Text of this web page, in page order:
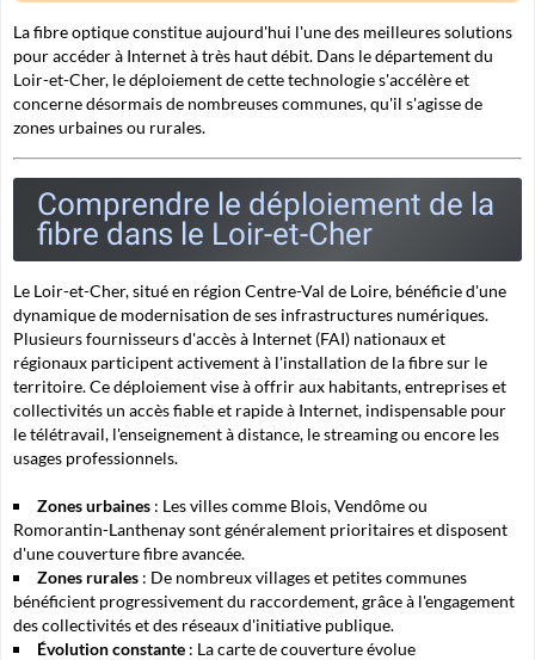
La fibre optique constitue aujourd'hui l'une des meilleures solutions
pour accéder à Internet à très haut débit. Dans le département du
Loir-et-Cher, le déploiement de cette technologie s'accélère et
concerne désormais de nombreuses communes, qu'il s'agisse de
zones urbaines ou rurales.
Comprendre le déploiement de la
fibre dans le Loir-et-Cher
Le Loir-et-Cher, situé en région Centre-Val de Loire, bénéficie d'une
dynamique de modernisation de ses infrastructures numériques.
Plusieurs fournisseurs d'accès à Internet (FAI) nationaux et
régionaux participent activement à l'installation de la fibre sur le
territoire. Ce déploiement vise à offrir aux habitants, entreprises et
collectivités un accès fiable et rapide à Internet, indispensable pour
le télétravail, l'enseignement à distance, le streaming ou encore les
usages professionnels.
Zones urbaines : Les villes comme Blois, Vendôme ou
Romorantin-Lanthenay sont généralement prioritaires et disposent
d'une couverture fibre avancée.
Zones rurales : De nombreux villages et petites communes
bénéficient progressivement du raccordement, grâce à l'engagement
des collectivités et des réseaux d'initiative publique.
Évolution constante : La carte de couverture évolue